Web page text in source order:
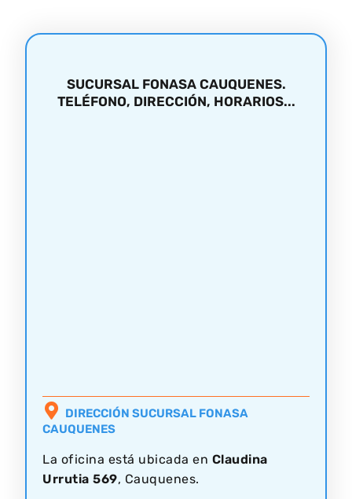
SUCURSAL FONASA CAUQUENES.
TELÉFONO, DIRECCIÓN, HORARIOS...
DIRECCIÓN SUCURSAL FONASA
CAUQUENES
La oficina está ubicada en Claudina
Urrutia 569, Cauquenes.